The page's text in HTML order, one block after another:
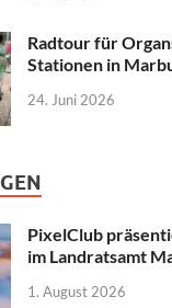
Radtour für
Stationen in
24. Juni 2026
PixelClub
im Landratsamt
1. August 2026